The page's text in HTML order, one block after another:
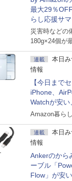
最大29％
らし応援サマ
災害時などの
180g×24個が
連載
本日
情報
【今日まで
iPhone、
Watchが安
Air」256GB
Amazon暮ら
連載
本日
情報
Ankerのから
ーブル「
Flow」が安